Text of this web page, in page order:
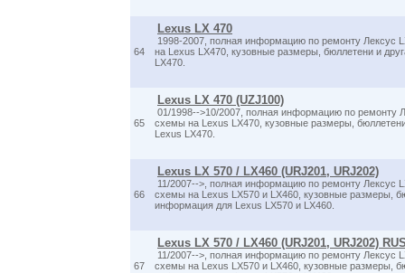
64
Lexus LX 470
1998-2007, полная информацию по ремонту Лексус
на Lexus LX470, кузовные размеры, бюллетени и
LX470.
65
Lexus LX 470 (UZJ100)
01/1998-->10/2007, полная информацию по ремонту
схемы на Lexus LX470, кузовные размеры,
Lexus LX470.
66
Lexus LX 570 / LX460 (URJ201, URJ202)
11/2007-->, полная информацию по ремонту Лексус
схемы на Lexus LX570 и LX460, кузовные размеры,
информация для Lexus LX570 и LX460.
67
Lexus LX 570 / LX460 (URJ201, URJ202)
11/2007-->, полная информацию по ремонту Лексус
схемы на Lexus LX570 и LX460, кузовные размеры,